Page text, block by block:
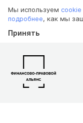
Мы используем cookie
подробнее, как мы
Принять